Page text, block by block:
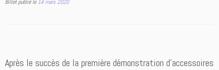
Billet publié le14 mars 2020
Après le succès de la première démonstration d’accessoires